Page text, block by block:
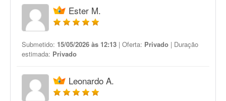
Ester M.
Submetido: 15/05/2026 às 12:13 | Oferta: Privado | Duração
estimada: Privado
Leonardo A.